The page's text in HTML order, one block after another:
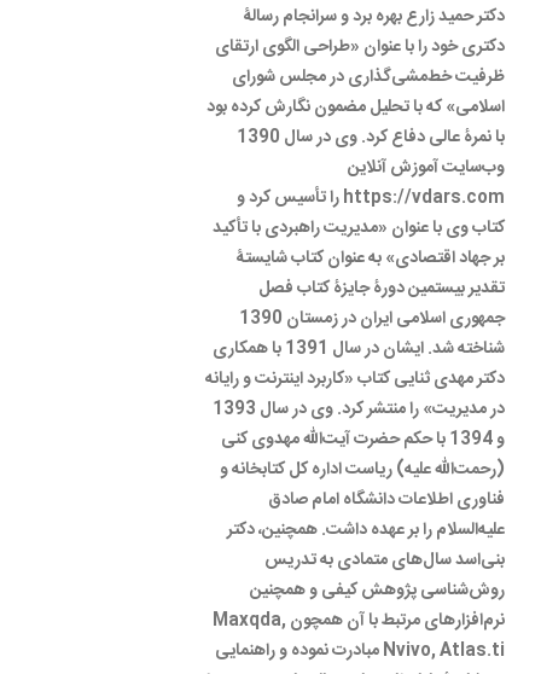
دکتر حمید زارع بهره برد و سرانجام رسالۀ
دکتری خود را با عنوان «طراحی الگوی ارتقای
ظرفیت خط‌‌مشی‌گذاری در مجلس شورای
اسلامی» که با تحلیل مضمون نگارش کرده بود
با نمرۀ عالی دفاع کرد. وی در سال 1390
وب‌سایت آموزش آنلاین
https://vdars.com را تأسیس کرد و
کتاب وی با عنوان «مدیریت راهبردی با تأکید
بر جهاد اقتصادی» به عنوان کتاب شایستۀ
تقدیر بیستمین دورۀ جایزۀ کتاب فصل
جمهوری اسلامی ایران در زمستان 1390
شناخته شد. ایشان در سال 1391 با همکاری
دکتر مهدی ثنایی کتاب «کاربرد اینترنت و رایانه
در مدیریت» را منتشر کرد. وی در سال 1393
و 1394 با حکم حضرت آیت‌الله مهدوی کنی
(رحمت‌الله علیه) ریاست اداره کل کتابخانه و
فناوری اطلاعات دانشگاه امام صادق
علیه‌السلام را بر عهده داشت. همچنین، دکتر
بنی‌اسد سال‌های متمادی به تدریس
روش‌شناسی پژوهش کیفی و همچنین
نرم‌افزارهای مرتبط با آن همچون Maxqda,
Nvivo, Atlas.ti مبادرت نموده و راهنمایی